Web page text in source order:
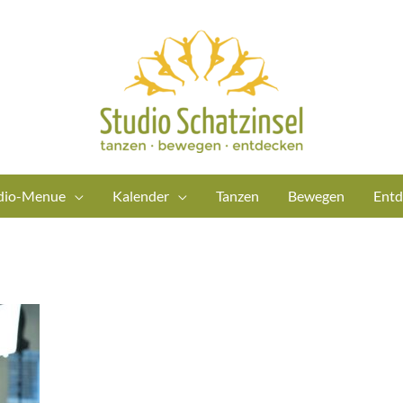
Menue Kalender Tanzen Bewegen